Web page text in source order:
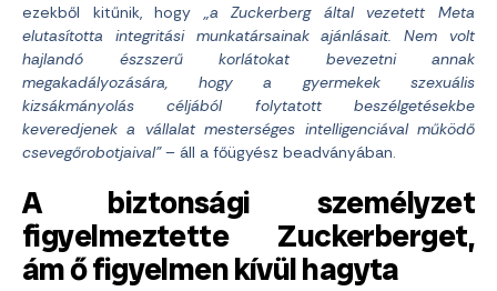
ezekből kitűnik, hogy
„a Zuckerberg által vezetett Meta
elutasította integritási munkatársainak ajánlásait. Nem volt
hajlandó észszerű korlátokat bevezetni annak
megakadályozására, hogy a gyermekek szexuális
kizsákmányolás céljából folytatott beszélgetésekbe
keveredjenek a vállalat mesterséges intelligenciával működő
csevegőrobotjaival”– áll a főügyész beadványában.
A biztonsági személyzet
figyelmeztette Zuckerberget,
ám ő figyelmen kívül hagyta